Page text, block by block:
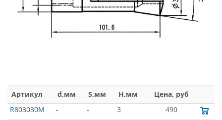
Артикул d,мм S,мм H,мм
Цена, руб
R803030M
- - 3
490